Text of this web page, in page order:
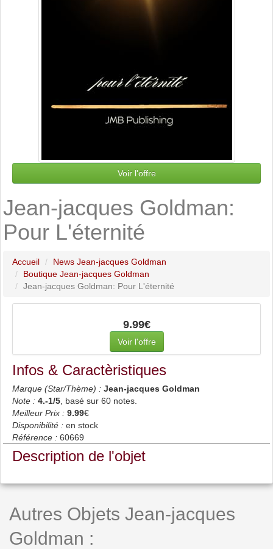
Voir l'offre
Jean-jacques Goldman:
Pour L'éternité
Accueil
News Jean-jacques Goldman
Boutique Jean-jacques Goldman
Jean-jacques Goldman: Pour L'éternité
9.99€
Voir l'offre
Infos & Caractèristiques
Marque (Star/Thème) : Jean-jacques Goldman
Note : 4.-1/5 , basé sur 60 notes.
Meilleur Prix : 9.99€
Disponibilité : en stock
Référence : 60669
Description de l'objet
Autres Objets Jean-jacques
Goldman :